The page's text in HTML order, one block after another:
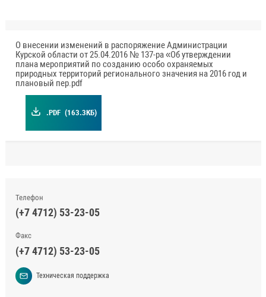
О внесении изменений в распоряжение Администрации
Курской области от 25.04.2016 № 137-ра «Об утверждении
плана мероприятий по созданию особо охраняемых
природных территорий регионального значения на 2016 год и
плановый пер.pdf
.PDF (163.3КБ)
Телефон
(+7 4712) 53-23-05
Факс
(+7 4712) 53-23-05
Техническая поддержка